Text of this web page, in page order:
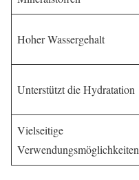
Hoher Wassergehalt
Unterstützt die Hydratation
Vielseitige
Verwendungsmöglichkeiten